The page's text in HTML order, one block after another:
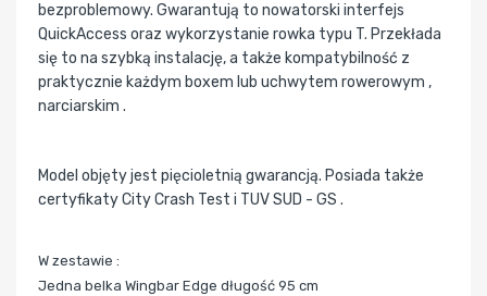
bezproblemowy. Gwarantują to nowatorski interfejs
QuickAccess oraz wykorzystanie rowka typu T. Przekłada
się to na szybką instalację, a także kompatybilność z
praktycznie każdym boxem lub uchwytem rowerowym ,
narciarskim .
Model objęty jest pięcioletnią gwarancją. Posiada także
certyfikaty City Crash Test i TUV SUD - GS .
W zestawie :
Jedna belka Wingbar Edge długość 95 cm